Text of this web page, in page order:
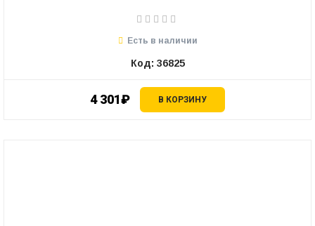
4 301₽ В КОРЗИНУ
Есть в наличии
Код: 36825